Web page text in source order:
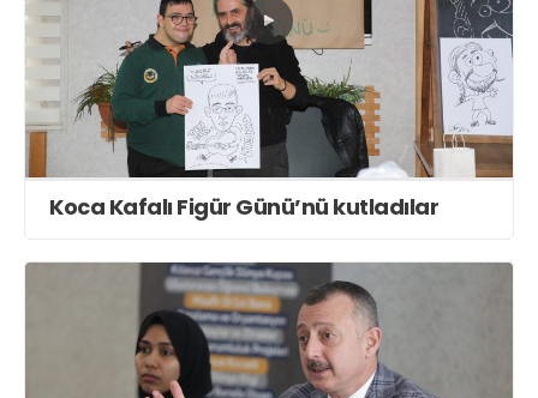
Koca Kafalı Figür Günü’nü kutladılar